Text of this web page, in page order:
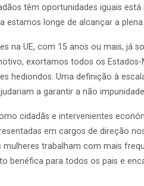
têm oportunidades iguais
estamos longe de alcançar a plena
na UE, com 15 anos ou mais, já
exortamos todos os
hediondos. Uma definição à
a garantir a não
cidadãs e intervenientes
em cargos de direção
mulheres trabalham com mais
benéfica para todos os pais e